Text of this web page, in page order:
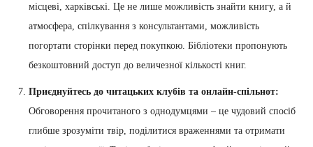
місцеві, харківські. Це не лише можливість знайти книгу, а й
атмосфера, спілкування з консультантами, можливість
погортати сторінки перед покупкою. Бібліотеки пропонують
безкоштовний доступ до величезної кількості книг.
Приєднуйтесь до читацьких клубів та онлайн-спільнот:
Обговорення прочитаного з однодумцями – це чудовий спосіб
глибше зрозуміти твір, поділитися враженнями та отримати